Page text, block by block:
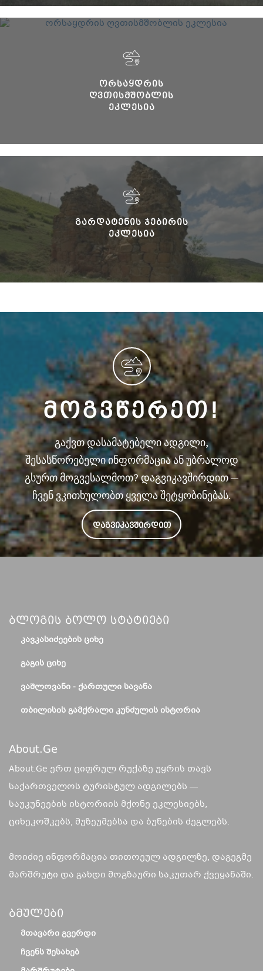
ᲝᲠᲡᲐᲧᲓᲠᲘᲡ
ᲦᲕᲗᲘᲡᲛᲨᲝᲑᲚᲘᲡ
ᲔᲙᲚᲔᲡᲘᲐ
ᲒᲐᲠᲓᲐᲢᲔᲜᲘᲡ ᲯᲔᲑᲘᲠᲘᲡ
ᲔᲙᲚᲔᲡᲘᲐ
ᲛᲝᲒᲕᲬᲔᲠᲔᲗ!
გაქვთ დასამატებელი ადგილი,
შესასწორებელი ინფორმაცია ან უბრალოდ
გსურთ მოგვესალმოთ? დაგვიკავშირდით —
ჩვენ ვკითხულობთ ყველა შეტყობინებას.
ᲓᲐᲒᲕᲘᲙᲐᲕᲨᲘᲠᲓᲘᲗ
Ბლოგის Ბოლო Სტატიები
ᲙᲐᲕᲙᲐᲡᲘᲫᲔᲔᲑᲘᲡ ᲪᲘᲮᲔ
ᲒᲐᲒᲘᲡ ᲪᲘᲮᲔ
ᲕᲐᲨᲚᲝᲕᲐᲜᲘ - ᲥᲐᲠᲗᲣᲚᲘ ᲡᲐᲕᲐᲜᲐ
ᲗᲑᲘᲚᲘᲡᲘᲡ ᲒᲐᲛᲥᲠᲐᲚᲘ ᲙᲣᲜᲫᲣᲚᲘᲡ ᲘᲡᲢᲝᲠᲘᲐ
About.ge
About.Ge ერთ ციფრულ რუქაზე უყრის თავს
საქართველოს ტურისტულ ადგილებს —
საუკუნეების ისტორიის მქონე ეკლესიებს,
ციხეკოშკებს, მუზეუმებსა და ბუნების ძეგლებს.
მოიძიე ინფორმაცია თითოეულ ადგილზე, დაგეგმე
მარშრუტი და გახდი მოგზაური საკუთარ ქვეყანაში.
Ბმულები
ᲛᲗᲐᲕᲐᲠᲘ ᲒᲕᲔᲠᲓᲘ
ᲩᲕᲔᲜᲡ ᲨᲔᲡᲐᲮᲔᲑ